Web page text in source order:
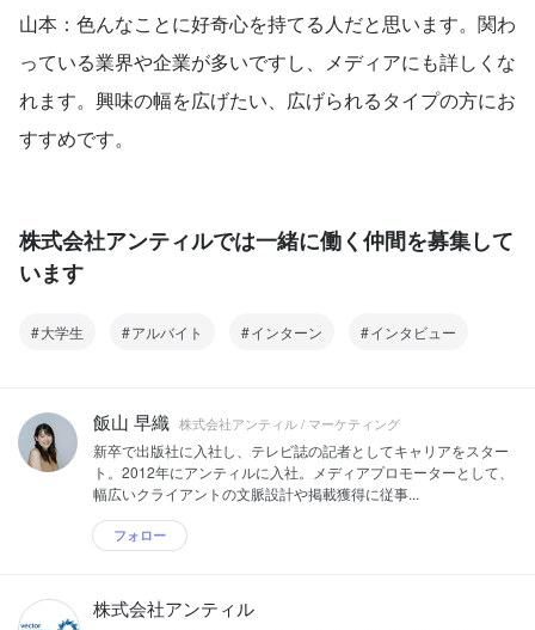
山本：色んなことに好奇心を持てる人だと思います。関わ
っている業界や企業が多いですし、メディアにも詳しくな
れます。興味の幅を広げたい、広げられるタイプの方にお
すすめです。
株式会社アンティルでは一緒に働く仲間を募集して
います
大学生 アルバイト インターン インタビュー
飯山 早織 株式会社アンティル / マーケティング
新卒で出版社に入社し、テレビ誌の記者としてキャリアをスター
ト。2012年にアンティルに入社。メディアプロモーターとして、
幅広いクライアントの文脈設計や掲載獲得に従事...
フォロー
株式会社アンティル